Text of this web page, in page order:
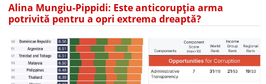
Alina Mungiu-Pippidi: Este anticorupția arma
potrivită pentru a opri extrema dreaptă?